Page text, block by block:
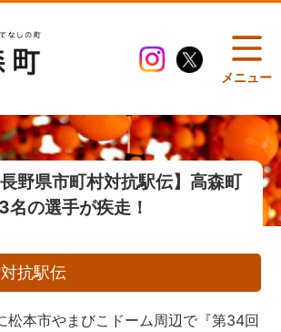
メニュー
長野県市町村対抗駅伝】高森町
名の選手が疾走！
抗駅伝
松本市やまびこドーム周辺で『第34回